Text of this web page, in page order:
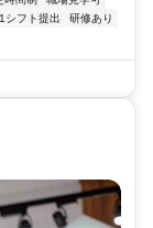
シフト提出
研修あり